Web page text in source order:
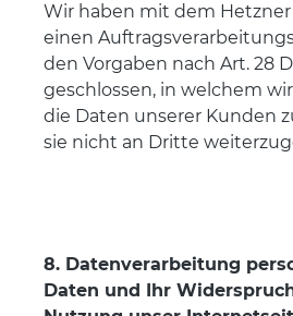
Wir haben mit dem
einen
den Vorgaben nach Art. 28
geschlossen, in welchem
die Daten unserer Kunden
sie nicht an Dritte
8. Datenverarbeitung
Daten und Ihr